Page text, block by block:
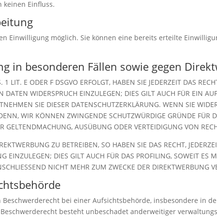
Einfluss.
Einwilligung möglich. Sie können eine bereits erteilte
in besonderen Fällen sowie gegen
LIT. E ODER F DSGVO ERFOLGT, HABEN SIE JEDERZEIT DAS
WIDERSPRUCH EINZULEGEN; DIES GILT AUCH FÜR EIN
SIE DIESER DATENSCHUTZERKLÄRUNG. WENN SIE
WIR KÖNNEN ZWINGENDE SCHUTZWÜRDIGE GRÜNDE FÜR
AUSÜBUNG ODER VERTEIDIGUNG VON
ZU BETREIBEN, SO HABEN SIE DAS RECHT,
EINZULEGEN; DIES GILT AUCH FÜR DAS PROFILING, SOWEIT
NICHT MEHR ZUM ZWECKE DER DIREKTWERBUNG
Beschwerderecht bei einer Aufsichtsbehörde, insbesondere in
besteht unbeschadet anderweitiger